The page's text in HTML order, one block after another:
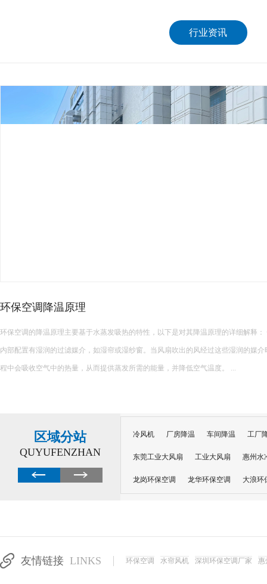
行业资讯
环保空调降温原理
环保空调的降温原理主要基于水蒸发吸热的特性，以下是对其降温原理的详细解释： 一、核心原理 环保空调
内部配置有湿润的过滤媒介，如湿帘或湿纱窗。当风扇吹出的风经过这些湿润的媒
程中会吸收空气中的热量，从而提供蒸发所需的能量，并降低空气温度。 ...
区域分站
QUYUFENZHAN
冷风机 厂房降温 车间降温 工厂
东莞工业大风扇 工业大风扇 惠州水
龙岗环保空调 龙华环保空调 大浪环
友情链接 LINKS 环保空调 水帘风机 深圳环保空调厂家 惠